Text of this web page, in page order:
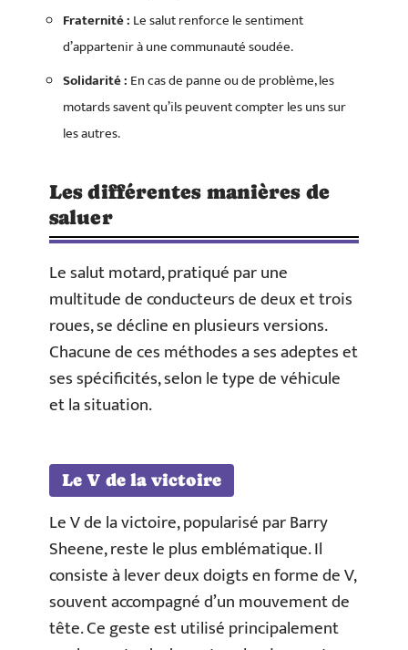
Fraternité : Le salut renforce le sentiment
d’appartenir à une communauté soudée.
Solidarité : En cas de panne ou de problème, les
motards savent qu’ils peuvent compter les uns sur
les autres.
Les différentes manières de
saluer
Le salut motard, pratiqué par une
multitude de conducteurs de deux et trois
roues, se décline en plusieurs versions.
Chacune de ces méthodes a ses adeptes et
ses spécificités, selon le type de véhicule
et la situation.
Le V de la victoire
Le V de la victoire, popularisé par Barry
Sheene, reste le plus emblématique. Il
consiste à lever deux doigts en forme de V,
souvent accompagné d’un mouvement de
tête. Ce geste est utilisé principalement